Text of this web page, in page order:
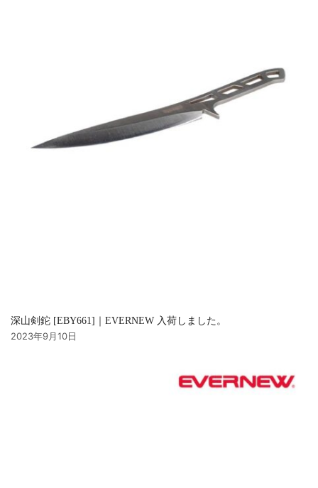
深山剣鉈 [EBY661]｜EVERNEW 入荷しました。
2023年9月10日